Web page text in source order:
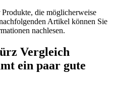
die möglicherweise
Artikel können Sie
nachlesen.
Vergleich
ein paar gute